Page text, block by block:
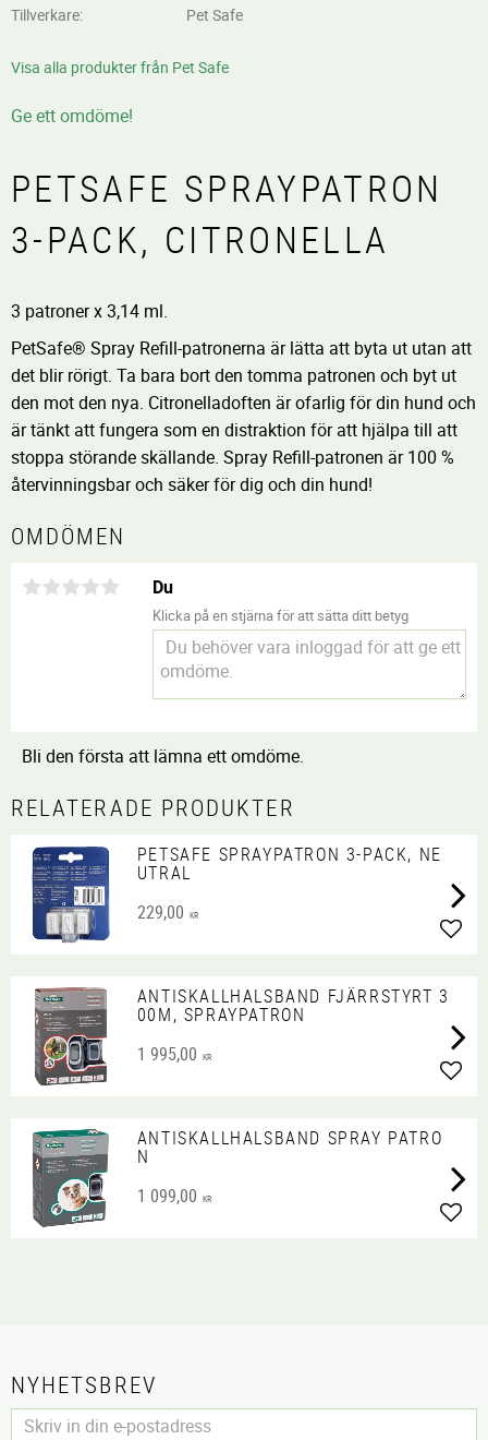
Tillverkare
Pet Safe
Visa alla produkter från Pet Safe
Ge ett omdöme!
PETSAFE SPRAYPATRON
3-PACK, CITRONELLA
3 patroner x 3,14 ml.
PetSafe® Spray Refill-patronerna är lätta att byta ut utan att
det blir rörigt. Ta bara bort den tomma patronen och byt ut
den mot den nya. Citronelladoften är ofarlig för din hund och
är tänkt att fungera som en distraktion för att hjälpa till att
stoppa störande skällande. Spray Refill-patronen är 100 %
återvinningsbar och säker för dig och din hund!
OMDÖMEN
Du
Klicka på en stjärna för att sätta ditt betyg
Bli den första att lämna ett omdöme.
RELATERADE PRODUKTER
PETSAFE SPRAYPATRON 3-PACK, NE
UTRAL
229,00 KR
ANTISKALLHALSBAND FJÄRRSTYRT 3
00M, SPRAYPATRON
1 995,00 KR
ANTISKALLHALSBAND SPRAY PATRO
N
1 099,00 KR
NYHETSBREV